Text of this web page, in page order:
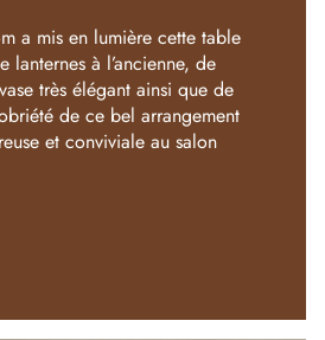
a mis en lumière cette table
lanternes à l’ancienne, de
très élégant ainsi que de
de ce bel arrangement
et conviviale au salon